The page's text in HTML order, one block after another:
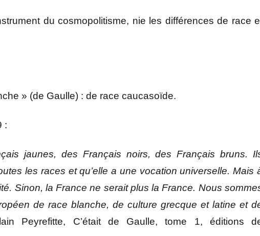
du cosmopolitisme, nie les différences de race
» (de Gaulle) : de race caucasoïde.
:
jaunes, des Français noirs, des Français bruns.
les races et qu’elle a une vocation universelle. Mais
Sinon, la France ne serait plus la France. Nous
de race blanche, de culture grecque et latine et
Peyrefitte, C’était de Gaulle, tome 1, éditions